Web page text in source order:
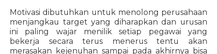
Motivasi dibutuhkan untuk menolong perusahaan
menjangkau target yang diharapkan dan urusan
ini paling wajar menilik setiap pegawai yang
bekerja secara terus menerus tentu akan
merasakan kejenuhan sampai pada akhirnya bisa